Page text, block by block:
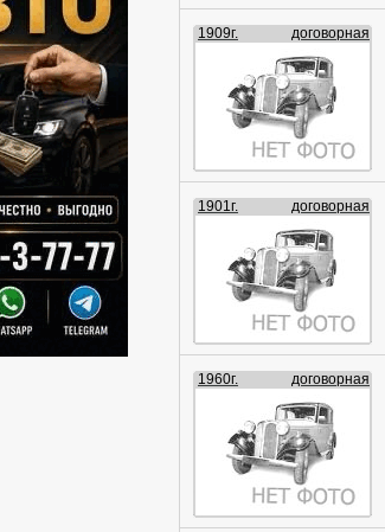
1909г. договорная
1901г. договорная
1960г. договорная